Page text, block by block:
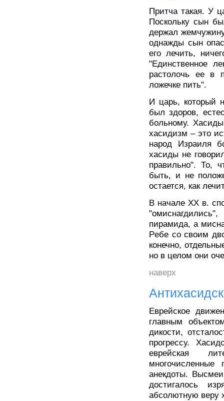
Притча такая. У
Поскольку сын
держал
однажды сын
его лечить,
"Единственное
растолочь ее в
ложечке пить".
И царь, который
был здоров,
больному.
хасидизм – это
народ Израиля
хасиды не
правильно". То,
быть, и не
остается, как
В начале XX в.
пирамида, а
Pебе со своим
конечно,
но в целом они
наверх
Еврейское
главным
дикости,
прогрессу.
еврейская
многочисленные
анекдоты.
достигалось
абсолютную веру